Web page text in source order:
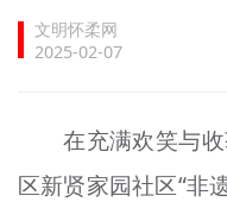
文明实践
未成年人思想道德
文明怀柔网
2025-02-07
在充满欢笑与
区新贤家园社区“非